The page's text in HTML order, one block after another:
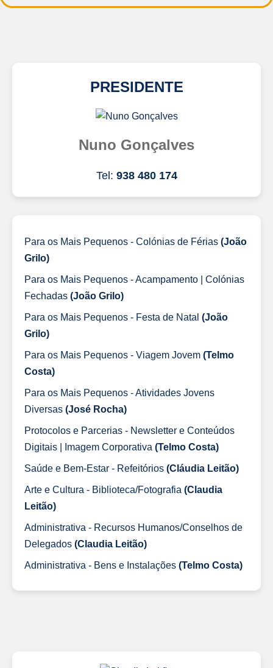
PRESIDENTE
Nuno Gonçalves
Tel: 938 480 174
Para os Mais Pequenos - Colónias de Férias (João
Grilo)
Para os Mais Pequenos - Acampamento | Colónias
Fechadas (João Grilo)
Para os Mais Pequenos - Festa de Natal (João
Grilo)
Para os Mais Pequenos - Viagem Jovem (Telmo
Costa)
Para os Mais Pequenos - Atividades Jovens
Diversas (José Rocha)
Protocolos e Parcerias - Newsletter e Conteúdos
Digitais | Imagem Corporativa (Telmo Costa)
Saúde e Bem-Estar - Refeitórios (Cláudia Leitão)
Arte e Cultura - Biblioteca/Fotografia (Claudia
Leitão)
Administrativa - Recursos Humanos/Conselhos de
Delegados (Claudia Leitão)
Administrativa - Bens e Instalações (Telmo Costa)